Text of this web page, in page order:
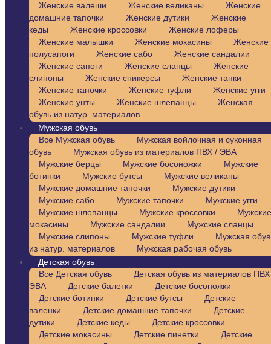
Женские валеши
Женские великаны
Женские
домашние тапочки
Женские дутики
Женские
кеды
Женские кроссовки
Женские лоферы
Женские малышки
Женские мокасины
Женские
полусапоги
Женские сабо
Женские сандалии
Женские сапоги
Женские сланцы
Женские
слипоны
Женские сникерсы
Женские тапки
Женские тапочки
Женские туфли
Женские угги
Женские унты
Женские шлепанцы
Женская
обувь из натур. материалов
Мужская обувь
Все Мужская обувь
Мужская войлочная и суконная
обувь
Мужская обувь из материалов ПВХ / ЭВА
Мужские берцы
Мужские босоножки
Мужские
ботинки
Мужские бутсы
Мужские великаны
Мужские домашние тапочки
Мужские дутики
Мужские сабо
Мужские тапочки
Мужские угги
Мужские шлепанцы
Мужские кроссовки
Мужские
мокасины
Мужские сандалии
Мужские сланцы
Мужские слипоны
Мужские туфли
Мужская
из натур. материалов
Мужская рабочая обувь
Детская обувь
Все Детская обувь
Детская обувь из материалов
ЭВА
Детские балетки
Детские босоножки
Детские ботинки
Детские бутсы
Детские
валенки
Детские домашние тапочки
Детские
дутики
Детские кеды
Детские кроссовки
Детские мокасины
Детские пинетки
Детские